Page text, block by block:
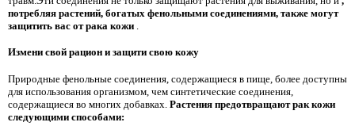
потребляя растений, богатых фенольными соединениями, также могут
защитить вас от рака кожи
Измени свой рацион и защити свою кожу
Природные фенольные соединения, содержащиеся в пище, более доступны
для использования организмом, чем синтетические соединения,
содержащиеся во многих добавках. Растения предотвращают рак кожи
следующими способами: